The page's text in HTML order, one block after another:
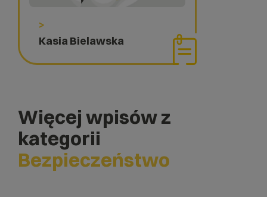
>
Kasia Bielawska
Więcej wpisów z
kategorii
Bezpieczeństwo